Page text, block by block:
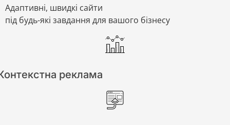
Адаптивні, швидкі сайти
під будь-які завдання для вашого бізнесу
реклама